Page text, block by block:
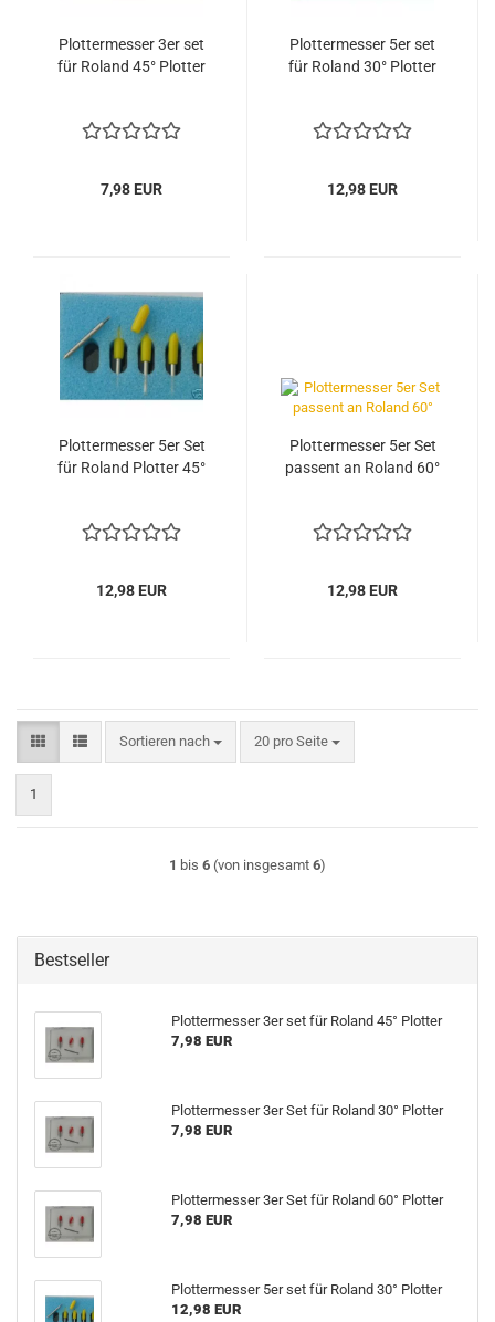
Plottermesser 3er set
für Roland 45° Plotter
7,98 EUR
Plottermesser 5er set
für Roland 30° Plotter
12,98 EUR
Plottermesser 5er Set
für Roland Plotter 45°
12,98 EUR
Plottermesser 5er Set
passent an Roland 60°
12,98 EUR
Sortieren nach
Sortieren nach 20 pro Seite
pro Seite
1
1 bis 6 (von insgesamt 6)
Bestseller
Plottermesser 3er set für Roland 45° Plotter
7,98 EUR
Plottermesser 3er Set für Roland 30° Plotter
7,98 EUR
Plottermesser 3er Set für Roland 60° Plotter
7,98 EUR
Plottermesser 5er set für Roland 30° Plotter
12,98 EUR